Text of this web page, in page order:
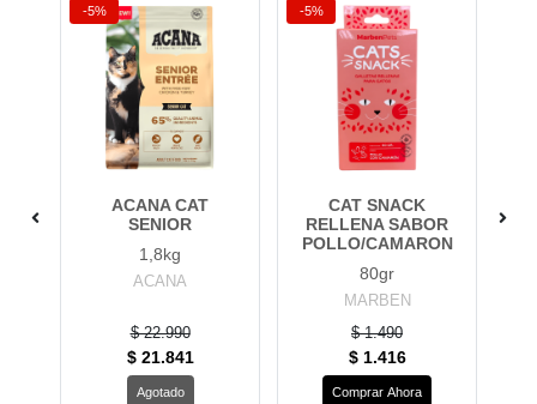
-5%
ACANA CAT
SENIOR
1,8kg
ACANA
$ 22.990
$ 21.841
Agotado
-5%
CAT SNACK
RELLENA SABOR
POLLO/CAMARON
80gr
MARBEN
$ 1.490
$ 1.416
Comprar Ahora